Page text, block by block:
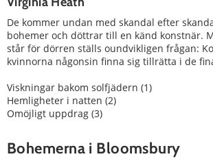
De kommer undan med skandal efter
bohemer och döttrar till en känd konstnär.
står för dörren ställs oundvikligen frågan:
kvinnorna någonsin finna sig tillrätta i de
Viskningar bakom solfjädern (1)
Hemligheter i natten (2)
Omöjligt uppdrag (3)
Bohemerna i Bloomsbury